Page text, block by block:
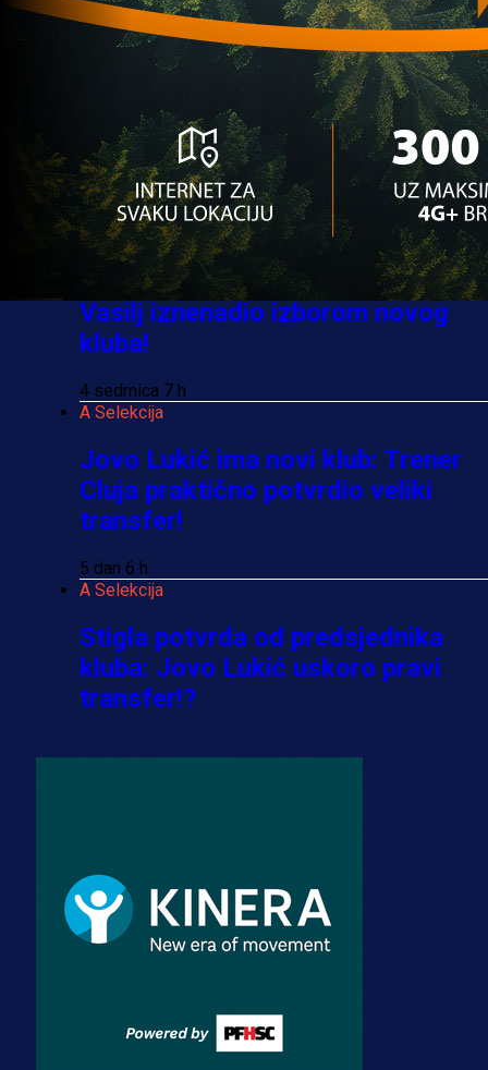
Najčitanije Najnovije
Sve je gotovo: Edin Džeko donio
odluku, evo gdje nastavlja
1 sedmica 6 dan
A Selekcija
Ovo niko nije očekivao: Nikola
Vasilj iznenadio izborom novog
kluba!
4 sedmica 7 h
A Selekcija
Jovo Lukić ima novi klub: Trener
Cluja praktično potvrdio veliki
transfer!
5 dan 6 h
A Selekcija
Stigla potvrda od predsjednika
kluba: Jovo Lukić uskoro pravi
transfer!?
dres BiH!
3 sedmica 5 dan
Premijer liga BiH
za pranje novca, pretresaju
prostorije FK Borac!